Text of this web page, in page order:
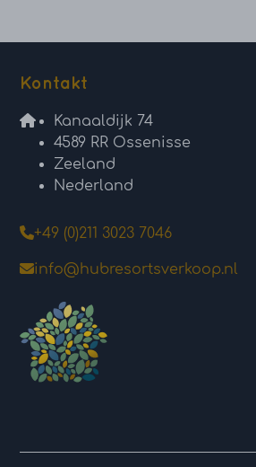
Kontakt
Kanaaldijk 74
4589 RR Ossenisse
Zeeland
Nederland
+49 (0)211 3023 7046
info@hubresortsverkoop.nl